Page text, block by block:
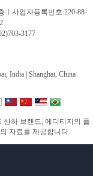
ㅣ사업자등록번호:220-88-
3177
India | Shanghai, China
산하 브랜드, 에디티지의 플
자료를 제공합니다.